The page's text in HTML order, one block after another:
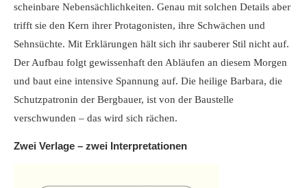
scheinbare Nebensächlichkeiten. Genau mit solchen Details aber
trifft sie den Kern ihrer Protagonisten, ihre Schwächen und
Sehnsüchte. Mit Erklärungen hält sich ihr sauberer Stil nicht auf.
Der Aufbau folgt gewissenhaft den Abläufen an diesem Morgen
und baut eine intensive Spannung auf. Die heilige Barbara, die
Schutzpatronin der Bergbauer, ist von der Baustelle
verschwunden – das wird sich rächen.
Zwei Verlage – zwei Interpretationen